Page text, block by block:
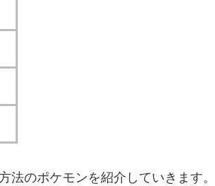
法のポケモンを紹介していきます。